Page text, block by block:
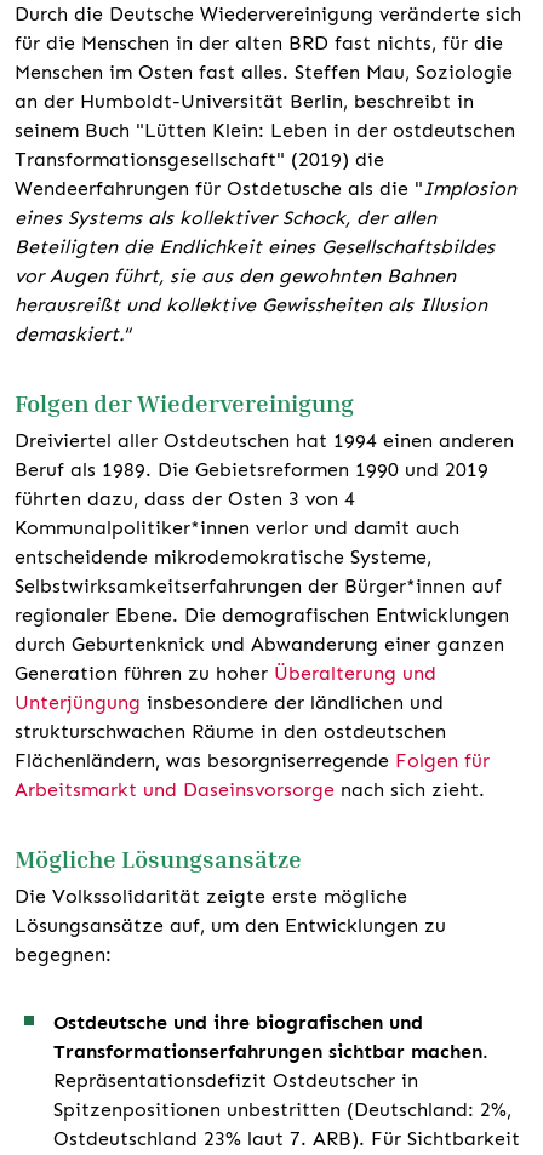
Durch die Deutsche Wiedervereinigung veränderte sich
für die Menschen in der alten BRD fast nichts, für die
Menschen im Osten fast alles. Steffen Mau, Soziologie
an der Humboldt-Universität Berlin, beschreibt in
seinem Buch "Lütten Klein: Leben in der ostdeutschen
Transformationsgesellschaft" (2019) die
Wendeerfahrungen für Ostdetusche als die "Implosion
eines Systems als kollektiver Schock, der allen
Beteiligten die Endlichkeit eines Gesellschaftsbildes
vor Augen führt, sie aus den gewohnten Bahnen
herausreißt und kollektive Gewissheiten als Illusion
demaskiert.“
Folgen der Wiedervereinigung
Dreiviertel aller Ostdeutschen hat 1994 einen anderen
Beruf als 1989. Die Gebietsreformen 1990 und 2019
führten dazu, dass der Osten 3 von 4
Kommunalpolitiker*innen verlor und damit auch
entscheidende mikrodemokratische Systeme,
Selbstwirksamkeitserfahrungen der Bürger*innen auf
regionaler Ebene. Die demografischen Entwicklungen
durch Geburtenknick und Abwanderung einer ganzen
Generation führen zu hoher Überalterung und
Unterjüngung insbesondere der ländlichen und
strukturschwachen Räume in den ostdeutschen
Flächenländern, was besorgniserregende Folgen für
Arbeitsmarkt und Daseinsvorsorge nach sich zieht.
Mögliche Lösungsansätze
Die Volkssolidarität zeigte erste mögliche
Lösungsansätze auf, um den Entwicklungen zu
begegnen:
Ostdeutsche und ihre biografischen und
Transformationserfahrungen sichtbar machen.
Repräsentationsdefizit Ostdeutscher in
Spitzenpositionen unbestritten (Deutschland: 2%,
Ostdeutschland 23% laut 7. ARB). Für Sichtbarkeit